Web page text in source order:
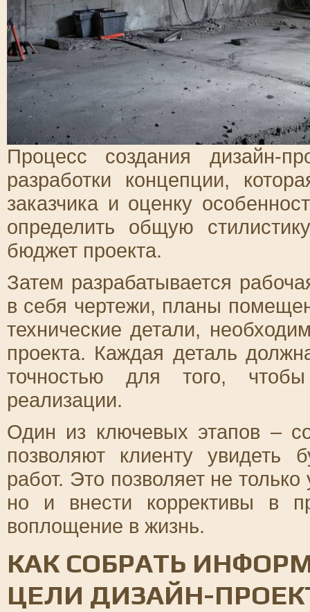
Процесс создания дизайн-
разработки концепции,
заказчика и оценку
определить общую
бюджет проекта.
Затем разрабатывается
в себя чертежи, планы
технические детали,
проекта. Каждая деталь
точностью для того,
реализации.
Один из ключевых этапов –
позволяют клиенту увидеть
работ. Это позволяет не
но и внести коррективы в
воплощение в жизнь.
КАК СОБРАТЬ
ЦЕЛИ ДИЗАЙН-